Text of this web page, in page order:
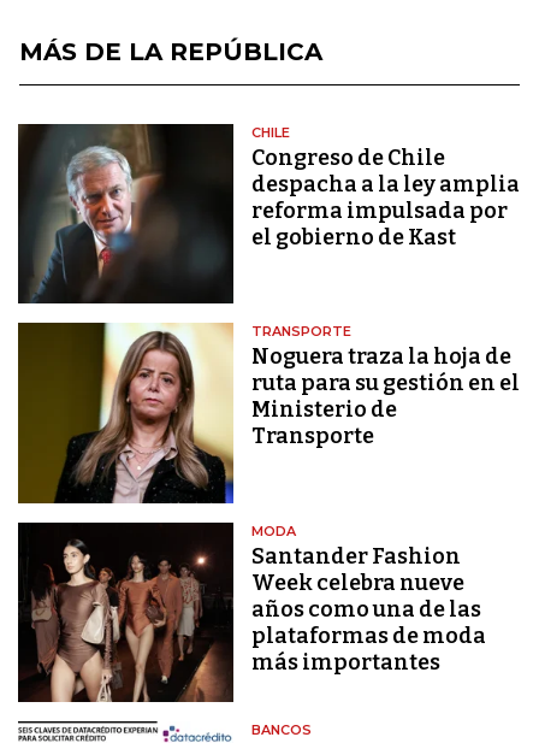
MÁS DE LA REPÚBLICA
CHILE
Congreso de Chile
despacha a la ley amplia
reforma impulsada por
el gobierno de Kast
TRANSPORTE
Noguera traza la hoja de
ruta para su gestión en el
Ministerio de
Transporte
MODA
Santander Fashion
Week celebra nueve
años como una de las
plataformas de moda
más importantes
BANCOS